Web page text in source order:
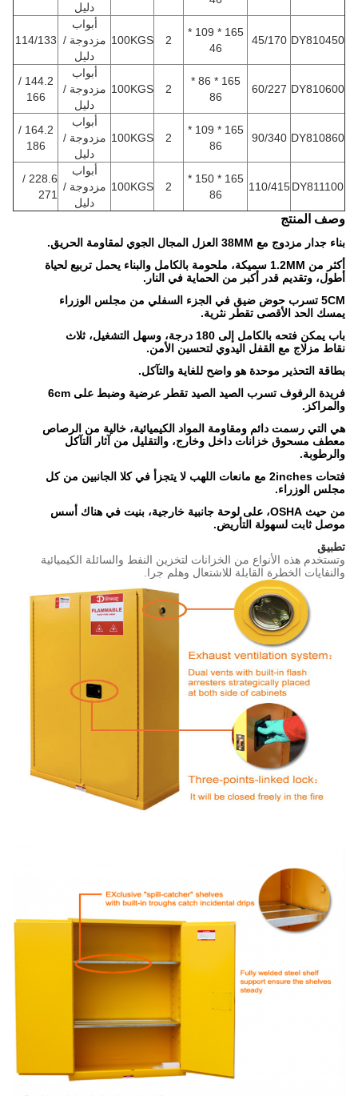
دليل
DY810450
45/170
165 * 109 *
46
100KGS
أبواب
مزدوجة /
دليل
114/133
DY810600
60/227
165 * 86 *
86
100KGS
أبواب
مزدوجة /
دليل
144.2 /
166
DY810860
90/340
165 * 109 *
86
100KGS
أبواب
مزدوجة /
دليل
164.2 /
186
DY811100
110/415
165 * 150 *
86
100KGS
أبواب
مزدوجة /
دليل
228.6 /
271
وصف المنتج
بناء جدار مزدوج مع 38MM العزل المجال الجوي لمقاومة الحريق.
أكثر من 1.2MM سميكة، ملحومة بالكامل والبناء يحمل تربيع لحياة
أطول، وتقديم قدر أكبر من الحماية في النار.
5CM تسرب حوض ضيق في الجزء السفلي من مجلس الوزراء
يمسك الحد الأقصى تقطر نثرية.
باب يمكن فتحه بالكامل إلى 180 درجة، وسهل التشغيل، ثلاث
نقاط مزلاج مع القفل اليدوي لتحسين الأمن.
بطاقة التحذير موحدة هو واضح للغاية والتآكل.
فريدة الرفوف تسرب الصيد الصيد تقطر عرضية وضبط على 6cm
والمراكز.
هي التي رسمت دائم ومقاومة المواد الكيميائية، خالية من الرصاص
معطف مسحوق خزانات داخل وخارج، والتقليل من آثار التآكل
والرطوبة.
فتحات 2inches مع مانعات اللهب لا يتجزأ في كلا الجانبين من كل
مجلس الوزراء.
من حيث OSHA، على لوحة جانبية خارجية، بنيت في هناك أسس
موصل ثابت لسهولة التأريض.
تطبيق
وتستخدم هذه الأنواع من الخزانات لتخزين النفط والسائلة الكيميائية
والنفايات الخطرة القابلة للاشتعال وهلم جرا.